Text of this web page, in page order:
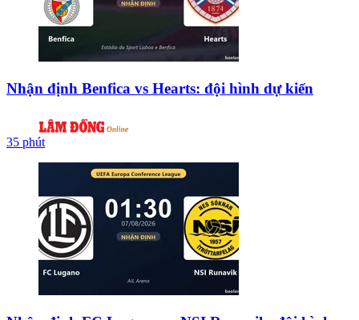
Nhận định Benfica vs Hearts: đội hình dự kiến
35 phút